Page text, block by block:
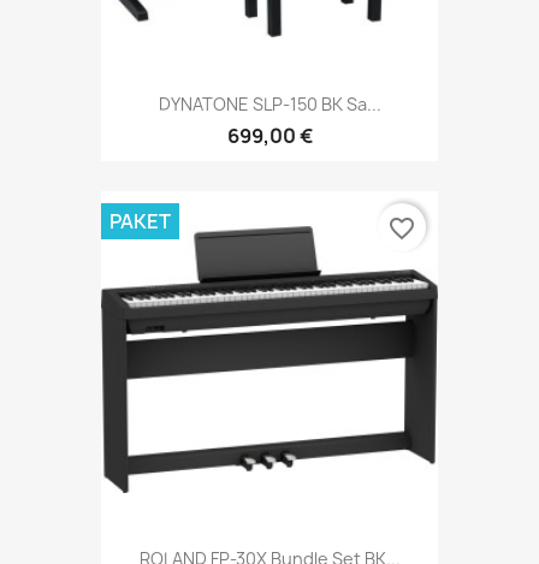
DYNATONE SLP-150 BK Sa...
699,00 €
ROLAND FP-30X Bundle Set BK...
PAKET favorite_border